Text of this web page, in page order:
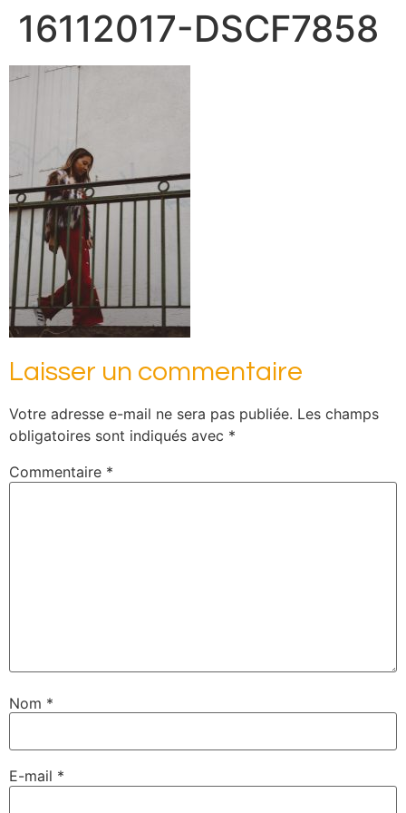
16112017-DSCF7858
Laisser un commentaire
Votre adresse e-mail ne sera pas publiée. Les champs
obligatoires sont indiqués avec *
Commentaire *
Nom *
E-mail *